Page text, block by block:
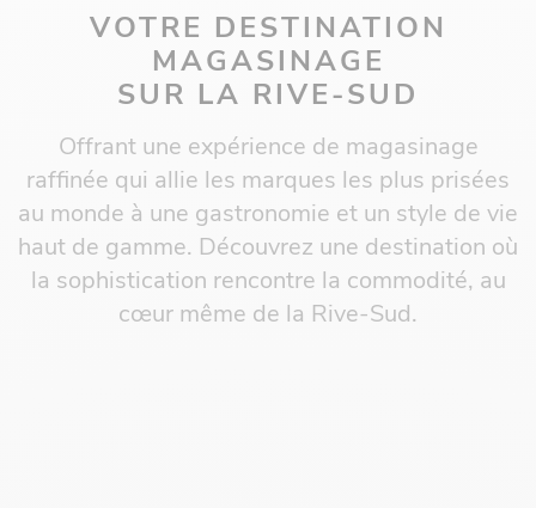
VOTRE DESTINATION
MAGASINAGE
SUR LA RIVE-SUD
Offrant une expérience de magasinage
raffinée qui allie les marques les plus prisées
au monde à une gastronomie et un style de vie
haut de gamme. Découvrez une destination où
la sophistication rencontre la commodité, au
cœur même de la Rive-Sud.